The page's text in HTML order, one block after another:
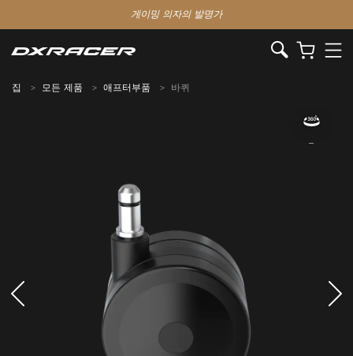
게이밍 의자의 발명가
집 모든 제품 애프터부품 바퀴